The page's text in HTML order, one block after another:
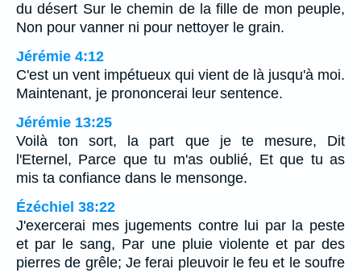
du désert Sur le chemin de la fille de mon peuple,
Non pour vanner ni pour nettoyer le grain.
Jérémie 4:12
C'est un vent impétueux qui vient de là jusqu'à moi.
Maintenant, je prononcerai leur sentence.
Jérémie 13:25
Voilà ton sort, la part que je te mesure, Dit
l'Eternel, Parce que tu m'as oublié, Et que tu as
mis ta confiance dans le mensonge.
Ézéchiel 38:22
J'exercerai mes jugements contre lui par la peste
et par le sang, Par une pluie violente et par des
pierres de grêle; Je ferai pleuvoir le feu et le soufre